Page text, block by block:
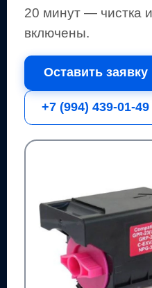
20 минут — чистка
включены.
Оставить заявку
+7 (994) 439-01-49